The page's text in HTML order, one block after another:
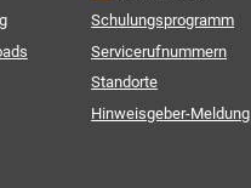
Friendly CaptchaSchulungsprogramm
Servicerufnummern
Standorte
Hinweisgeber-Meldung